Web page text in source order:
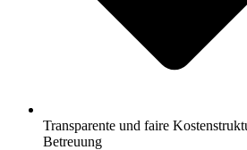
Transparente und faire
Betreuung